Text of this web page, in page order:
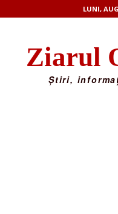
LUNI,
Ziarul
Știri,